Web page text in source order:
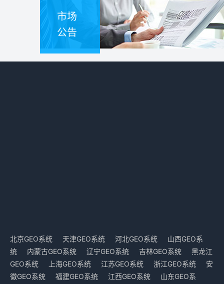
市场
公告
北京GEO系统 天津GEO系统 河北GEO系统
山西GEO系
统
内蒙古GEO系统 辽宁GEO系统 吉林GEO系统
黑龙江
GEO系统
上海GEO系统 江苏GEO系统 浙江GEO系统
安
徽GEO系统
福建GEO系统 江西GEO系统
山东GEO系